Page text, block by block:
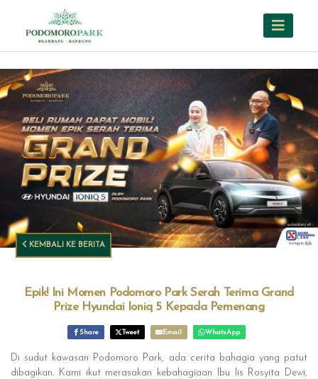
KEMBALI KE BERITA
Epik! Ini Momen Podomoro Park Serah Terima Grand
Prize Hyundai Ioniq 5 Kepada Pemenang
Share Tweet Email WhatsApp
Di sudut kawasan Podomoro Park, ada cerita bahagia yang patut
dibagikan. Kami ikut merasakan kebahagiaan Ibu Iis Rosyita Dewi,